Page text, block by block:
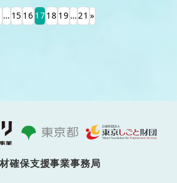
… 15 16 1718 19 …21 »
確保支援事業事務局